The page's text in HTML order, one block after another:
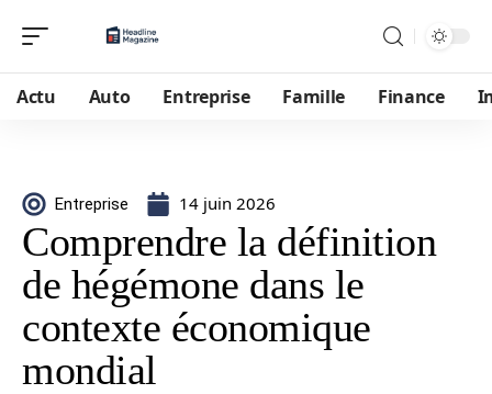
Actu Auto Entreprise Famille Finance
Entreprise 14 juin 2026
Comprendre la définition
de hégémone dans le
contexte économique
mondial